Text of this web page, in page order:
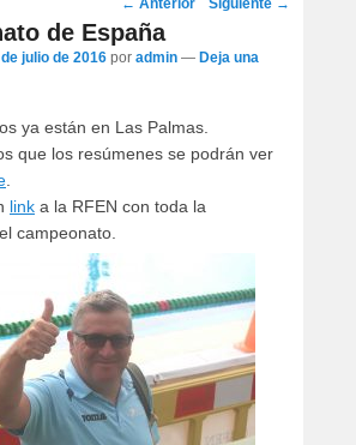
por
los
← Anterior Siguiente →
de España
julio de 2016 por admin — Deja una
ya están en Las Palmas.
que los resúmenes se podrán ver
.
link a la RFEN con toda la
campeonato.